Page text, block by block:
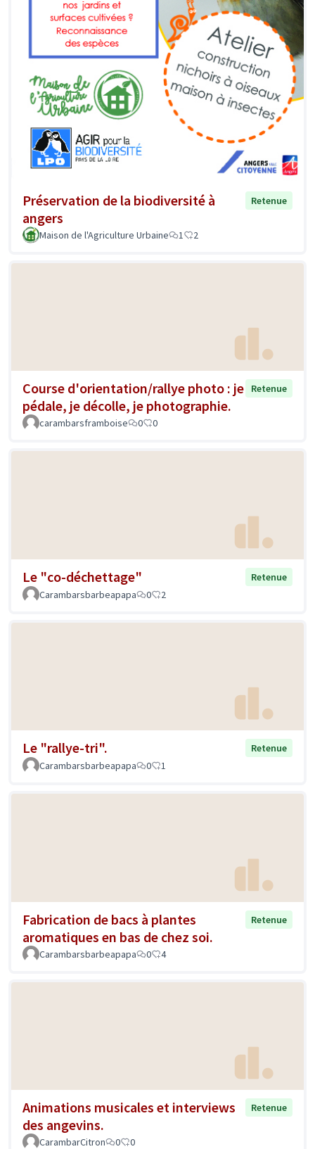
Préservation de la biodiversité à
angers
Retenue
Maison de l'Agriculture Urbaine 1 2
Course d'orientation/rallye photo : je
pédale, je décolle, je photographie.
Retenue
carambarsframboise 0 0
Le "co-déchettage"
Retenue
Carambarsbarbeapapa
0 2
Le "rallye-tri".
Retenue
Carambarsbarbeapapa
0 1
Fabrication de bacs à plantes
aromatiques en bas de chez soi.
Retenue
Carambarsbarbeapapa 0 4
Animations musicales et interviews
des angevins.
Retenue
CarambarCitron 0 0